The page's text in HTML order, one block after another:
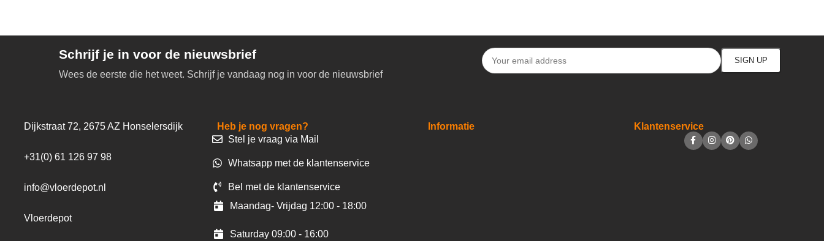
Schrijf je in voor de nieuwsbrief
Wees de eerste die het weet. Schrijf je vandaag nog in voor de nieuwsbrief
Dijkstraat 72, 2675 AZ Honselersdijk
+31(0) 61 126 97 98
info@vloerdepot.nl
Vloerdepot
Heb je nog vragen?
Stel je vraag via Mail
Whatsapp met de klantenservice
Bel met de klantenservice
Maandag- Vrijdag 12:00 - 18:00
Saturday 09:00 - 16:00
Informatie Klantenservice